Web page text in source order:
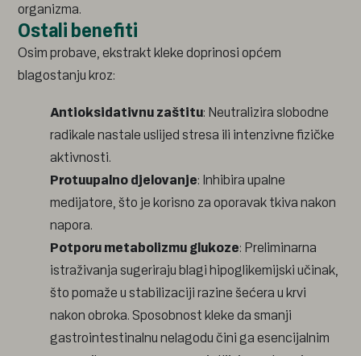
organizma.
Ostali benefiti
Osim probave, ekstrakt kleke doprinosi općem
blagostanju kroz:
Antioksidativnu zaštitu: Neutralizira slobodne
radikale nastale uslijed stresa ili intenzivne fizičke
aktivnosti.
Protuupalno djelovanje: Inhibira upalne
medijatore, što je korisno za oporavak tkiva nakon
napora.
Potporu metabolizmu glukoze: Preliminarna
istraživanja sugeriraju blagi hipoglikemijski učinak,
što pomaže u stabilizaciji razine šećera u krvi
nakon obroka. Sposobnost kleke da smanji
gastrointestinalnu nelagodu čini ga esencijalnim